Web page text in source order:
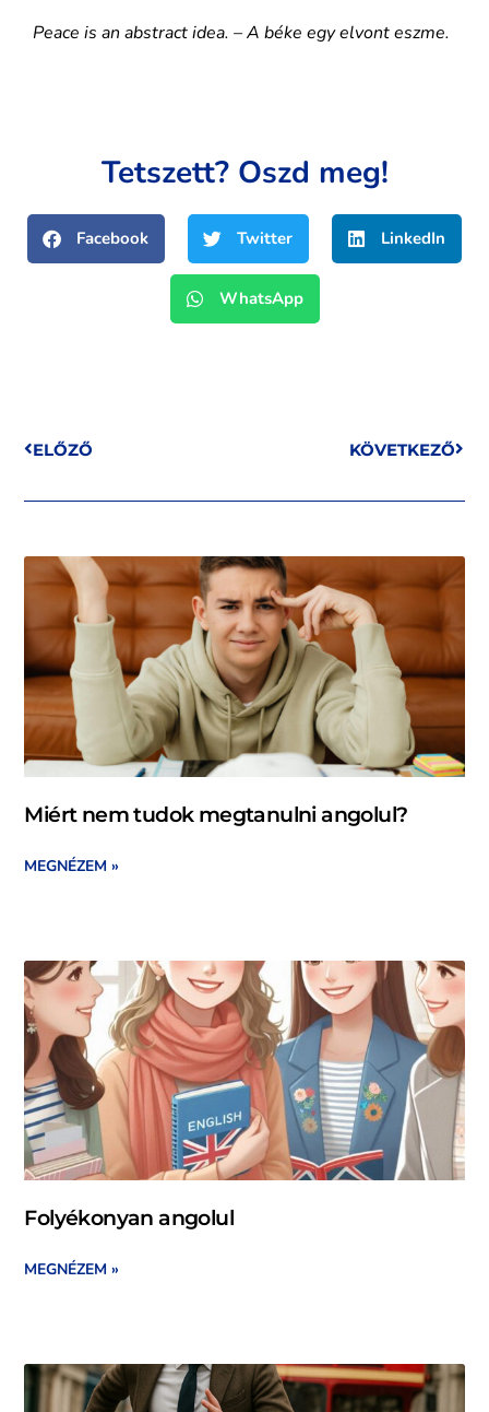
Peace is an abstract idea. – A béke egy elvont eszme.
Tetszett? Oszd meg!
Facebook Twitter LinkedIn
WhatsApp
ELŐZŐ KÖVETKEZŐ
Miért nem tudok megtanulni angolul?
MEGNÉZEM »
Folyékonyan angolul
MEGNÉZEM »